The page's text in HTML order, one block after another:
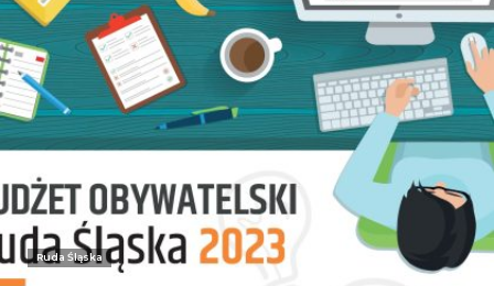
Ruda Śląska